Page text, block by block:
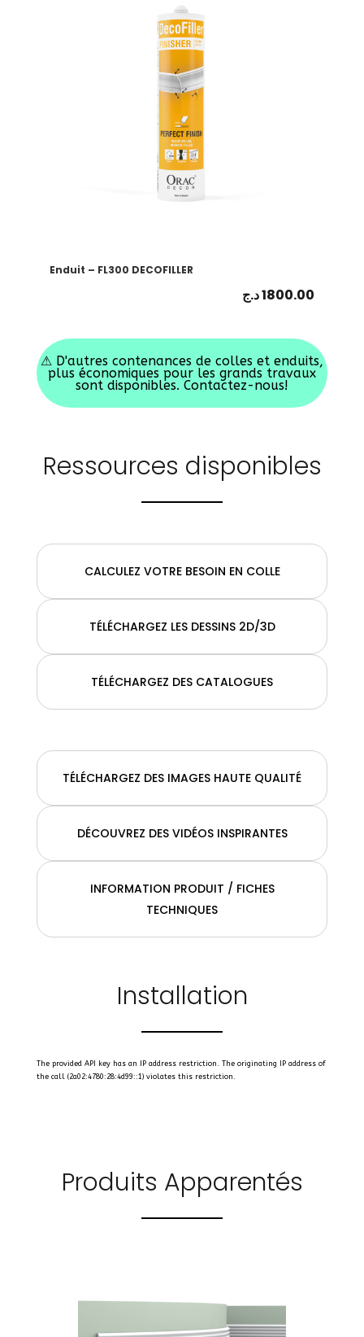
Enduit – FL300 DECOFILLER
1800.00د.ج
⚠ D'autres contenances de colles et enduits,
plus économiques pour les grands travaux
sont disponibles. Contactez-nous!
Ressources disponibles
CALCULEZ VOTRE BESOIN EN COLLE
TÉLÉCHARGEZ LES DESSINS 2D/3D
TÉLÉCHARGEZ DES CATALOGUES
TÉLÉCHARGEZ DES IMAGES HAUTE QUALITÉ
DÉCOUVREZ DES VIDÉOS INSPIRANTES
INFORMATION PRODUIT / FICHES
TECHNIQUES
Installation
The provided API key has an IP address restriction. The originating IP address of
the call (2a02:4780:28:4d99::1) violates this restriction.
Produits Apparentés